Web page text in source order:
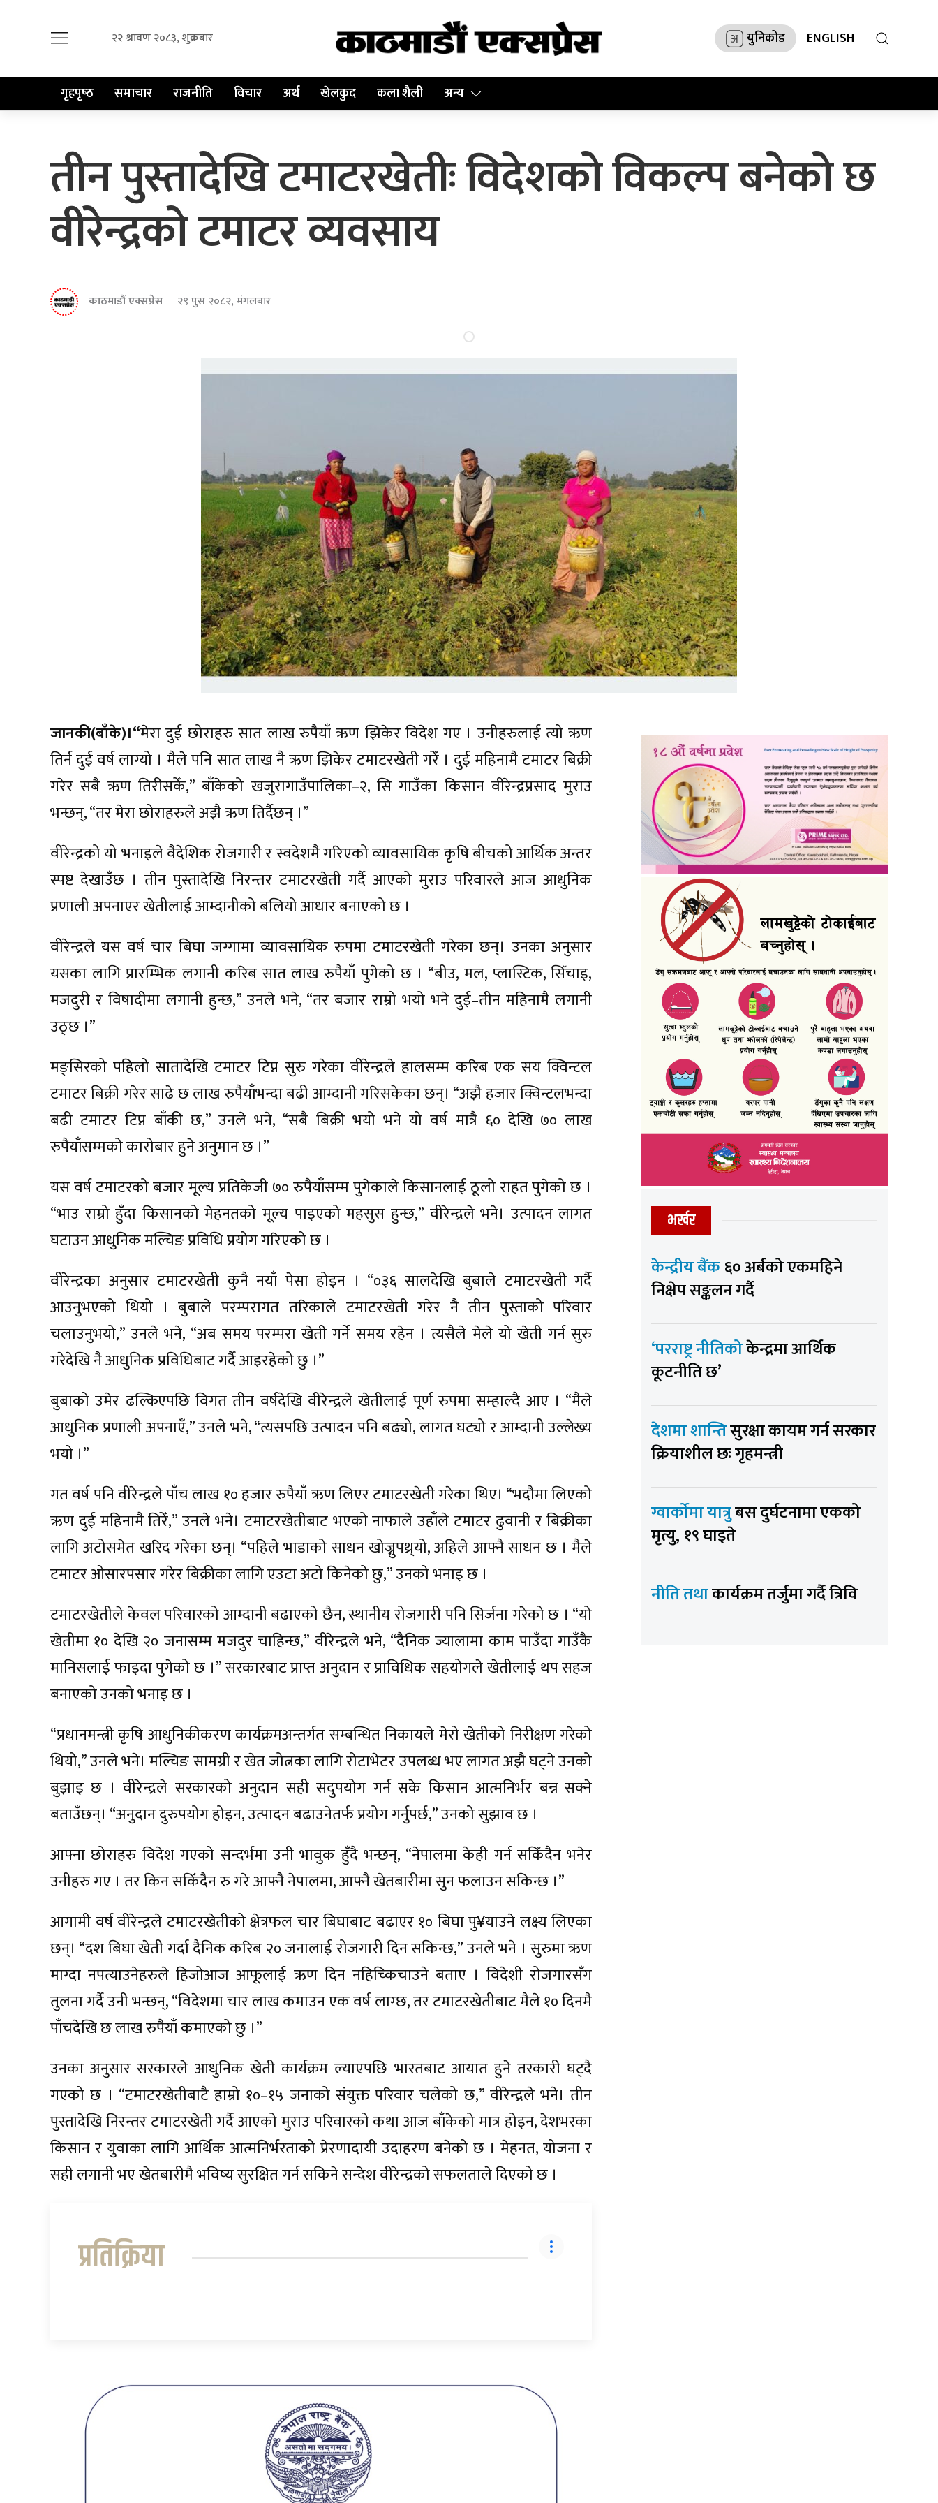
२२ श्रावण २०८३, शुक्रबार युनिकोड ENGLISH
गृहपृष्‍ठ समाचार राजनीति विचार अर्थ खेलकुद कला शैली अन्य
तीन पुस्तादेखि टमाटरखेतीः विदेशको विकल्प बनेको छ
वीरेन्द्रको टमाटर व्यवसाय
काठमाडौं एक्सप्रेस २९ पुस २०८२, मंगलबार
जानकी(बाँके)।“मेरा दुई छोराहरु सात लाख रुपैयाँ ऋण झिकेर विदेश गए । उनीहरुलाई त्यो ऋण
तिर्न दुई वर्ष लाग्यो । मैले पनि सात लाख नै ऋण झिकेर टमाटरखेती गरेँ । दुई महिनामै टमाटर बिक्री
गरेर सबै ऋण तिरीसकेँ,” बाँकेको खजुरागाउँपालिका–२, सि गाउँका किसान वीरेन्द्रप्रसाद मुराउ
भन्छन्, “तर मेरा छोराहरुले अझै ऋण तिर्दैछन् ।”
वीरेन्द्रको यो भनाइले वैदेशिक रोजगारी र स्वदेशमै गरिएको व्यावसायिक कृषि बीचको आर्थिक अन्तर
स्पष्ट देखाउँछ । तीन पुस्तादेखि निरन्तर टमाटरखेती गर्दै आएको मुराउ परिवारले आज आधुनिक
प्रणाली अपनाएर खेतीलाई आम्दानीको बलियो आधार बनाएको छ ।
वीरेन्द्रले यस वर्ष चार बिघा जग्गामा व्यावसायिक रुपमा टमाटरखेती गरेका छन्। उनका अनुसार
यसका लागि प्रारम्भिक लगानी करिब सात लाख रुपैयाँ पुगेको छ । “बीउ, मल, प्लास्टिक, सिँचाइ,
मजदुरी र विषादीमा लगानी हुन्छ,” उनले भने, “तर बजार राम्रो भयो भने दुई–तीन महिनामै लगानी
उठ्छ ।”
मङ्सिरको पहिलो सातादेखि टमाटर टिप्न सुरु गरेका वीरेन्द्रले हालसम्म करिब एक सय क्विन्टल
टमाटर बिक्री गरेर साढे छ लाख रुपैयाँभन्दा बढी आम्दानी गरिसकेका छन्। “अझै हजार क्विन्टलभन्दा
बढी टमाटर टिप्न बाँकी छ,” उनले भने, “सबै बिक्री भयो भने यो वर्ष मात्रै ६० देखि ७० लाख
रुपैयाँसम्मको कारोबार हुने अनुमान छ ।”
यस वर्ष टमाटरको बजार मूल्य प्रतिकेजी ७० रुपैयाँसम्म पुगेकाले किसानलाई ठूलो राहत पुगेको छ ।
“भाउ राम्रो हुँदा किसानको मेहनतको मूल्य पाइएको महसुस हुन्छ,” वीरेन्द्रले भने। उत्पादन लागत
घटाउन आधुनिक मल्चिङ प्रविधि प्रयोग गरिएको छ ।
वीरेन्द्रका अनुसार टमाटरखेती कुनै नयाँ पेसा होइन । “०३६ सालदेखि बुबाले टमाटरखेती गर्दै
आउनुभएको थियो । बुबाले परम्परागत तरिकाले टमाटरखेती गरेर नै तीन पुस्ताको परिवार
चलाउनुभयो,” उनले भने, “अब समय परम्परा खेती गर्ने समय रहेन । त्यसैले मेले यो खेती गर्न सुरु
गरेदेखि नै आधुनिक प्रविधिबाट गर्दै आइरहेको छु ।”
बुबाको उमेर ढल्किएपछि विगत तीन वर्षदेखि वीरेन्द्रले खेतीलाई पूर्ण रुपमा सम्हाल्दै आए । “मैले
आधुनिक प्रणाली अपनाएँ,” उनले भने, “त्यसपछि उत्पादन पनि बढ्यो, लागत घट्यो र आम्दानी उल्लेख्य
भयो ।”
गत वर्ष पनि वीरेन्द्रले पाँच लाख १० हजार रुपैयाँ ऋण लिएर टमाटरखेती गरेका थिए। “भदौमा लिएको
ऋण दुई महिनामै तिरेँ,” उनले भने। टमाटरखेतीबाट भएको नाफाले उहाँले टमाटर ढुवानी र बिक्रीका
लागि अटोसमेत खरिद गरेका छन्। “पहिले भाडाको साधन खोज्नुपथ्र्यो, अहिले आफ्नै साधन छ । मैले
टमाटर ओसारपसार गरेर बिक्रीका लागि एउटा अटो किनेको छु,” उनको भनाइ छ ।
टमाटरखेतीले केवल परिवारको आम्दानी बढाएको छैन, स्थानीय रोजगारी पनि सिर्जना गरेको छ । “यो
खेतीमा १० देखि २० जनासम्म मजदुर चाहिन्छ,” वीरेन्द्रले भने, “दैनिक ज्यालामा काम पाउँदा गाउँकै
मानिसलाई फाइदा पुगेको छ ।” सरकारबाट प्राप्त अनुदान र प्राविधिक सहयोगले खेतीलाई थप सहज
बनाएको उनको भनाइ छ ।
“प्रधानमन्त्री कृषि आधुनिकीकरण कार्यक्रमअन्तर्गत सम्बन्धित निकायले मेरो खेतीको निरीक्षण गरेको
थियो,” उनले भने। मल्चिङ सामग्री र खेत जोत्नका लागि रोटाभेटर उपलब्ध भए लागत अझै घट्ने उनको
बुझाइ छ । वीरेन्द्रले सरकारको अनुदान सही सदुपयोग गर्न सके किसान आत्मनिर्भर बन्न सक्ने
बताउँछन्। “अनुदान दुरुपयोग होइन, उत्पादन बढाउनेतर्फ प्रयोग गर्नुपर्छ,” उनको सुझाव छ ।
आफ्ना छोराहरु विदेश गएको सन्दर्भमा उनी भावुक हुँदै भन्छन्, “नेपालमा केही गर्न सकिँदैन भनेर
उनीहरु गए । तर किन सकिँदैन रु गरे आफ्नै नेपालमा, आफ्नै खेतबारीमा सुन फलाउन सकिन्छ ।”
आगामी वर्ष वीरेन्द्रले टमाटरखेतीको क्षेत्रफल चार बिघाबाट बढाएर १० बिघा पु¥याउने लक्ष्य लिएका
छन्। “दश बिघा खेती गर्दा दैनिक करिब २० जनालाई रोजगारी दिन सकिन्छ,” उनले भने । सुरुमा ऋण
माग्दा नपत्याउनेहरुले हिजोआज आफूलाई ऋण दिन नहिच्किचाउने बताए । विदेशी रोजगारसँग
तुलना गर्दै उनी भन्छन्, “विदेशमा चार लाख कमाउन एक वर्ष लाग्छ, तर टमाटरखेतीबाट मैले १० दिनमै
पाँचदेखि छ लाख रुपैयाँ कमाएको छु ।”
उनका अनुसार सरकारले आधुनिक खेती कार्यक्रम ल्याएपछि भारतबाट आयात हुने तरकारी घट्दै
गएको छ । “टमाटरखेतीबाटै हाम्रो १०–१५ जनाको संयुक्त परिवार चलेको छ,” वीरेन्द्रले भने। तीन
पुस्तादेखि निरन्तर टमाटरखेती गर्दै आएको मुराउ परिवारको कथा आज बाँकेको मात्र होइन, देशभरका
किसान र युवाका लागि आर्थिक आत्मनिर्भरताको प्रेरणादायी उदाहरण बनेको छ । मेहनत, योजना र
सही लगानी भए खेतबारीमै भविष्य सुरक्षित गर्न सकिने सन्देश वीरेन्द्रको सफलताले दिएको छ ।
प्रतिक्रिया
भर्खर
केन्द्रीय बैंक६० अर्बको एकमहिने
निक्षेप सङ्कलन गर्दै
‘परराष्ट्र नीतिकोकेन्द्रमा आर्थिक
कूटनीति छ’
देशमा शान्तिसुरक्षा कायम गर्न सरकार
क्रियाशील छः गृहमन्त्री
ग्वार्कोमा यात्रुबस दुर्घटनामा एकको
मृत्यु, १९ घाइते
नीति तथाकार्यक्रम तर्जुमा गर्दै त्रिवि